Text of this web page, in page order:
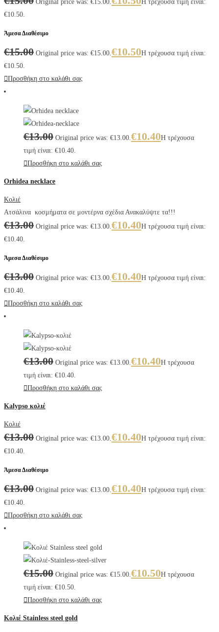
Original price was: €15.00.
Η τρέχουσα τιμή είναι:
€10.50.
Άμεσα Διαθέσιμο
€15.00 Original price was: €15.00.€10.50Η τρέχουσα τιμή είναι:
€10.50.
Προσθήκη στο καλάθι σας
€13.00 Original price was: €13.00.€10.40Η τρέχουσα
τιμή είναι: €10.40.
Προσθήκη στο καλάθι σας
Orhidea necklace
Κολιέ
Ατσάλινα κοσμήματα σε μοντέρνα σχέδια Ανακαλύψτε τα!!!
€13.00 Original price was: €13.00.€10.40Η τρέχουσα τιμή είναι:
€10.40.
Άμεσα Διαθέσιμο
€13.00 Original price was: €13.00.€10.40Η τρέχουσα τιμή είναι:
€10.40.
Προσθήκη στο καλάθι σας
€13.00 Original price was: €13.00.€10.40Η τρέχουσα
τιμή είναι: €10.40.
Προσθήκη στο καλάθι σας
Kalypso κολιέ
Κολιέ
€13.00 Original price was: €13.00.€10.40Η τρέχουσα τιμή είναι:
€10.40.
Άμεσα Διαθέσιμο
€13.00 Original price was: €13.00.€10.40Η τρέχουσα τιμή είναι:
€10.40.
Προσθήκη στο καλάθι σας
€15.00 Original price was: €15.00.€10.50Η τρέχουσα
τιμή είναι: €10.50.
Προσθήκη στο καλάθι σας
Κολιέ Stainless steel gold